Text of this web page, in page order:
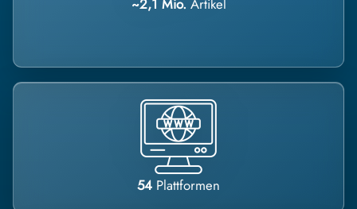
~2,1 Mio. Artikel
54 Plattformen